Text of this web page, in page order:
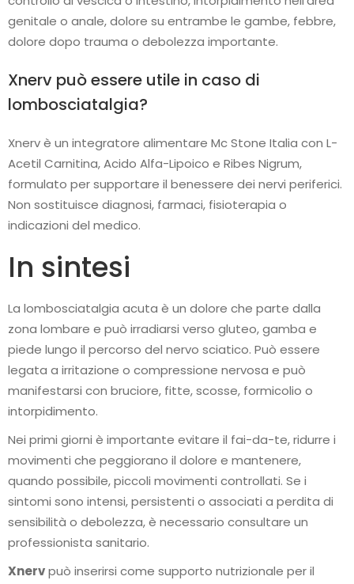
genitale o anale, dolore su entrambe le gambe, febbre,
dolore dopo trauma o debolezza importante.
Xnerv può essere utile in caso di
lombosciatalgia?
Xnerv è un integratore alimentare Mc Stone Italia con L-
Acetil Carnitina, Acido Alfa-Lipoico e Ribes Nigrum,
formulato per supportare il benessere dei nervi periferici.
Non sostituisce diagnosi, farmaci, fisioterapia o
indicazioni del medico.
In sintesi
La lombosciatalgia acuta è un dolore che parte dalla
zona lombare e può irradiarsi verso gluteo, gamba e
piede lungo il percorso del nervo sciatico. Può essere
legata a irritazione o compressione nervosa e può
manifestarsi con bruciore, fitte, scosse, formicolio o
intorpidimento.
Nei primi giorni è importante evitare il fai-da-te, ridurre i
movimenti che peggiorano il dolore e mantenere,
quando possibile, piccoli movimenti controllati. Se i
sintomi sono intensi, persistenti o associati a perdita di
sensibilità o debolezza, è necessario consultare un
professionista sanitario.
Xnervpuò inserirsi come supporto nutrizionale per il